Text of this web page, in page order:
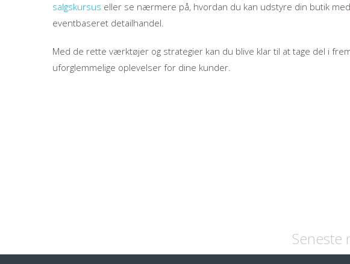
salgskursus eller se nærmere på, hvordan du kan udstyre din butik med
eventbaseret detailhandel.
Med de rette værktøjer og strategier kan du blive klar til at tage del i
uforglemmelige oplevelser for dine kunder.
Seneste